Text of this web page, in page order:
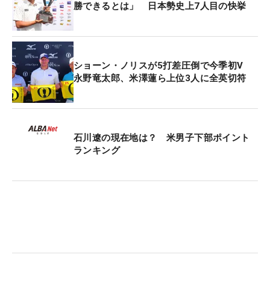
勝できるとは」 日本勢史上7人目の快挙
ショーン・ノリスが5打差圧倒で今季初V
永野竜太郎、米澤蓮ら上位3人に全英切符
石川遼の現在地は？ 米男子下部ポイント
ランキング